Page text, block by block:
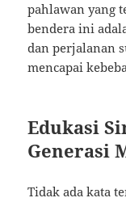
pahlawan yang
bendera ini
dan perjalanan
mencapai
Edukasi
Generasi
Tidak ada kata